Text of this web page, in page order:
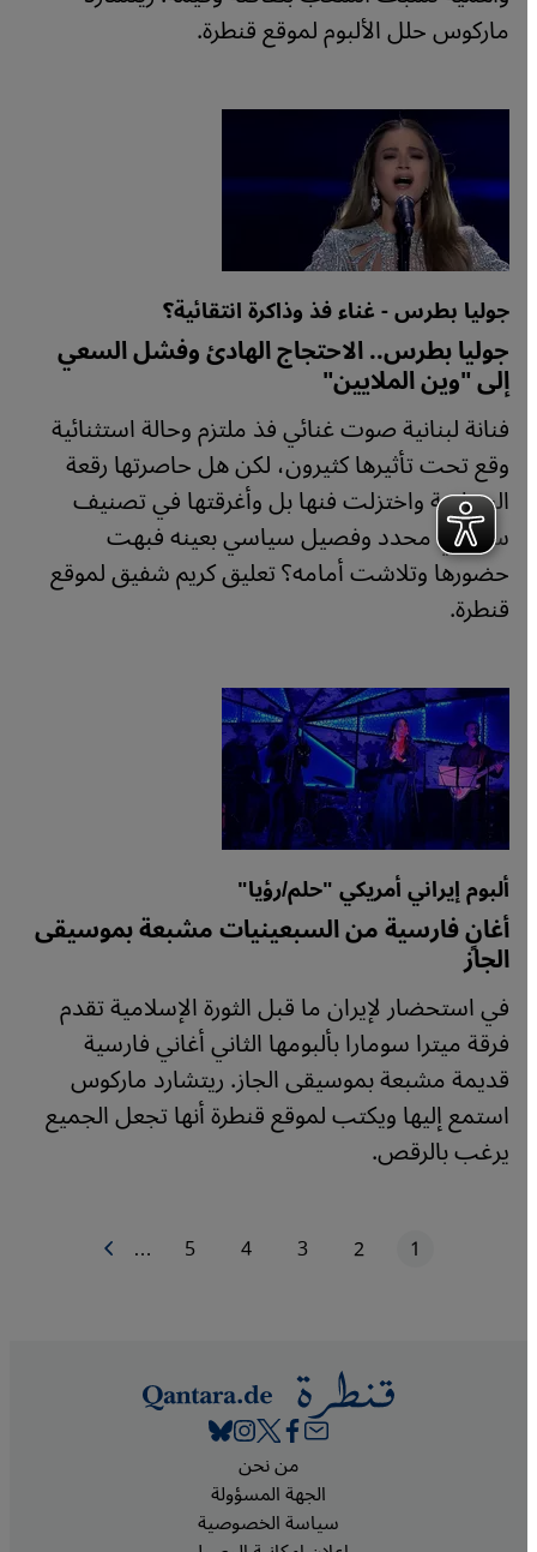
ماركوس حلل الألبوم لموقع قنطرة.
جوليا بطرس - غناء فذ وذاكرة انتقائية؟
جوليا بطرس.. الاحتجاج الهادئ وفشل السعي
إلى "وين الملايين"
فنانة لبنانية صوت غنائي فذ ملتزم وحالة استثنائية
وقع تحت تأثيرها كثيرون، لكن هل حاصرتها رقعة
السياسة واختزلت فنها بل وأغرقتها في تصنيف
سياسي محدد وفصيل سياسي بعينه فبهت
حضورها وتلاشت أمامه؟ تعليق كريم شفيق لموقع
قنطرة.
ألبوم إيراني أمريكي "حلم/رؤيا"
أغانٍ فارسية من السبعينيات مشبعة بموسيقى
الجاز
في استحضار لإيران ما قبل الثورة الإسلامية تقدم
فرقة ميترا سومارا بألبومها الثاني أغاني فارسية
قديمة مشبعة بموسيقى الجاز. ريتشارد ماركوس
استمع إليها ويكتب لموقع قنطرة أنها تجعل الجميع
يرغب بالرقص.
الصفحة الحاليّة1 الصفحة2 الصفحة3 الصفحة4 الصفحة5
… الصفحة التالية
Footer
من نحن
الجهة المسؤولة
سياسة الخصوصية